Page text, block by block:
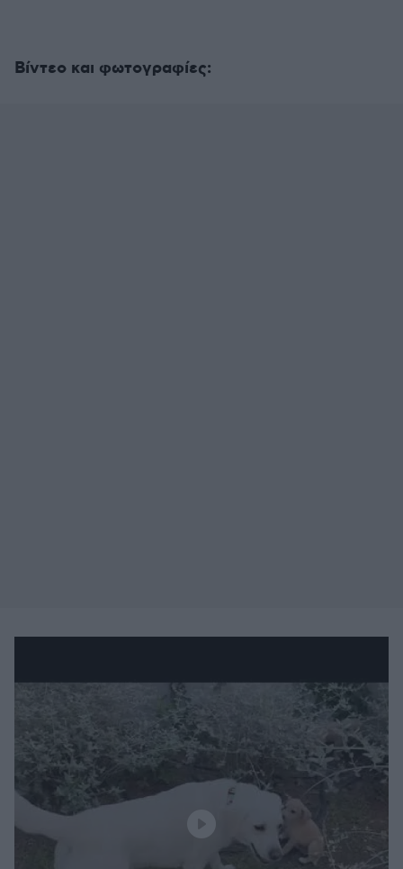
Βίντεο και φωτογραφίες: